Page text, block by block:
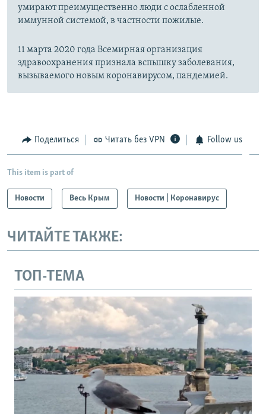
умирают преимущественно люди с ослабленной
иммунной системой, в частности пожилые.
11 марта 2020 года Всемирная организация
здравоохранения признала вспышку заболевания,
вызываемого новым коронавирусом, пандемией.
Поделиться Читать без VPN Follow us
This item is part of
Новости Весь Крым Новости | Коронавирус
ЧИТАЙТЕ ТАКЖЕ:
ТОП-ТЕМА